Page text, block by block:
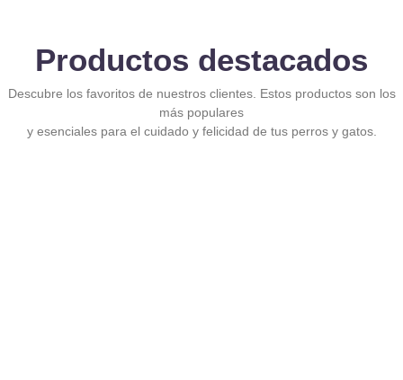
Productos destacados
Descubre los favoritos de nuestros clientes. Estos productos son los
más populares
y esenciales para el cuidado y felicidad de tus perros y gatos.